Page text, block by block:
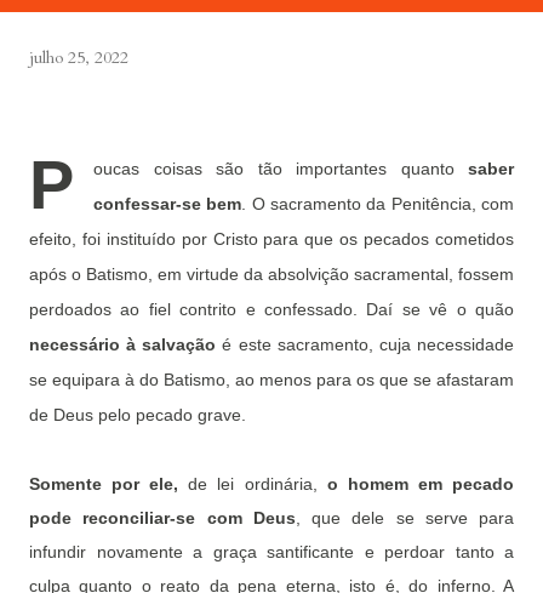
julho 25, 2022
P oucas coisas são tão importantes quanto saber
confessar-se bem . O sacramento da Penitência, com
efeito, foi instituído por Cristo para que os pecados cometidos
após o Batismo, em virtude da absolvição sacramental, fossem
perdoados ao fiel contrito e confessado. Daí se vê o quão
necessário à salvação é este sacramento, cuja necessidade
se equipara à do Batismo, ao menos para os que se afastaram
de Deus pelo pecado grave.
Somente por ele, de lei ordinária, o homem em pecado
pode reconciliar-se com Deus , que dele se serve para
infundir novamente a graça santificante e perdoar tanto a
culpa quanto o reato da pena eterna, isto é, do inferno. A